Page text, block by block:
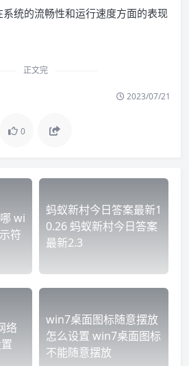
统的流畅性和运行速度方面的表现
正文完
2023/07/21
0
wi
符
蚂蚁新村今日答案最新1
0.26 蚂蚁新村今日答案
最新2.3
络
win7桌面图标随意摆放
怎么设置 win7桌面图标
不能随意摆放